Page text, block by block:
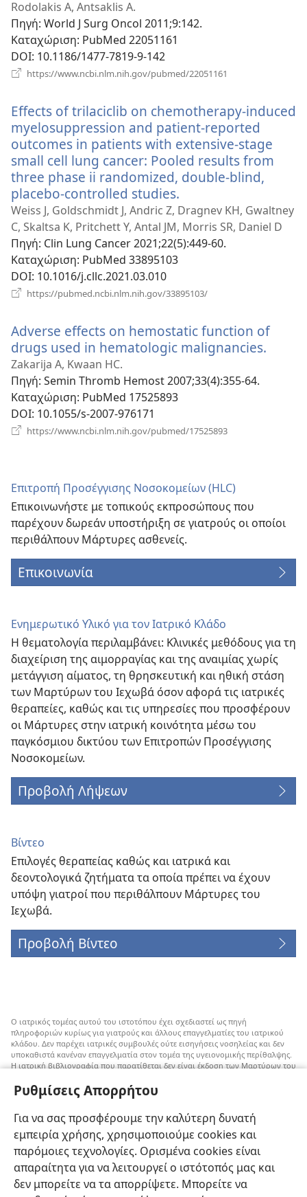
Ρυθμίσεις Απορρήτου
Για να σας προσφέρουμε την καλύτερη δυνατή
εμπειρία χρήσης, χρησιμοποιούμε cookies και
παρόμοιες τεχνολογίες. Ορισμένα cookies είναι
απαραίτητα για να λειτουργεί ο ιστότοπός μας και
δεν μπορείτε να τα απορρίψετε. Μπορείτε να
Rodolakis A, Antsaklis A.
Πηγή‎: World J Surg Oncol 2011;9:142.
Καταχώριση‎: PubMed 22051161
DOI‎: 10.1186/1477-7819-9-142
https://www.ncbi.nlm.nih.gov/pubmed/22051161
Effects of trilaciclib on chemotherapy-induced
myelosuppression and patient-reported
outcomes in patients with extensive-stage
small cell lung cancer: Pooled results from
three phase ii randomized, double-blind,
placebo-controlled studies.
νέο
παράθυρο)
Weiss J, Goldschmidt J, Andric Z, Dragnev KH, Gwaltney
C, Skaltsa K, Pritchett Y, Antal JM, Morris SR, Daniel D
Πηγή‎: Clin Lung Cancer 2021;22(5):449-60.
Καταχώριση‎: PubMed 33895103
DOI‎: 10.1016/j.cllc.2021.03.010
https://pubmed.ncbi.nlm.nih.gov/33895103/
Adverse effects on hemostatic function of
drugs used in hematologic malignancies.
Zakarija A, Kwaan HC.
Πηγή‎: Semin Thromb Hemost 2007;33(4):355-64.
Καταχώριση‎: PubMed 17525893
DOI‎: 10.1055/s-2007-976171
https://www.ncbi.nlm.nih.gov/pubmed/17525893
Επιτροπή Προσέγγισης Νοσοκομείων (HLC)
Επικοινωνήστε με τοπικούς εκπροσώπους που
παρέχουν δωρεάν υποστήριξη σε γιατρούς οι οποίοι
περιθάλπουν Μάρτυρες ασθενείς.
Επικοινωνία
Ενημερωτικό Υλικό για τον Ιατρικό Κλάδο
Η θεματολογία περιλαμβάνει: Κλινικές μεθόδους για τη
διαχείριση της αιμορραγίας και της αναιμίας χωρίς
μετάγγιση αίματος, τη θρησκευτική και ηθική στάση
των Μαρτύρων του Ιεχωβά όσον αφορά τις ιατρικές
θεραπείες, καθώς και τις υπηρεσίες που προσφέρουν
οι Μάρτυρες στην ιατρική κοινότητα μέσω του
παγκόσμιου δικτύου των Επιτροπών Προσέγγισης
Νοσοκομείων.
Προβολή Λήψεων
Βίντεο
Επιλογές θεραπείας καθώς και ιατρικά και
δεοντολογικά ζητήματα τα οποία πρέπει να έχουν
υπόψη γιατροί που περιθάλπουν Μάρτυρες του
Ιεχωβά.
Προβολή Βίντεο
Ο ιατρικός τομέας αυτού του ιστοτόπου έχει σχεδιαστεί ως πηγή
πληροφοριών κυρίως για γιατρούς και άλλους επαγγελματίες του ιατρικού
κλάδου. Δεν παρέχει ιατρικές συμβουλές ούτε εισηγήσεις νοσηλείας και δεν
υποκαθιστά κανέναν επαγγελματία στον τομέα της υγειονομικής περίθαλψης.
Η ιατρική βιβλιογραφία που παρατίθεται δεν είναι έκδοση των Μαρτύρων του
μπορούν να ληφθούν υπόψη. Αποτελεί ευθύνη του κάθε επαγγελματία στον
τομέα της υγειονομικής περίθαλψης να είναι ενήμερος για τυχόν νέες
παίρνει αποφάσεις που συμφωνούν με την ιατρική του κατάσταση, τις
επιθυμίες του, τις αξίες του και τις πεποιθήσεις του. Δεν είναι όλες οι μέθοδοι
που εμφανίζονται εδώ κατάλληλες ή αποδεκτές από όλους τους ασθενείς.
Ασθενείς: Να ζητάτε πάντα τη συμβουλή του γιατρού σας ή κάποιου άλλου
επαγγελματία στον τομέα της υγειονομικής περίθαλψης όσον αφορά τις
ιατρικές παθήσεις ή θεραπείες. Απευθυνθείτε σε κάποιον γιατρό αν νιώθετε
άρρωστοι.